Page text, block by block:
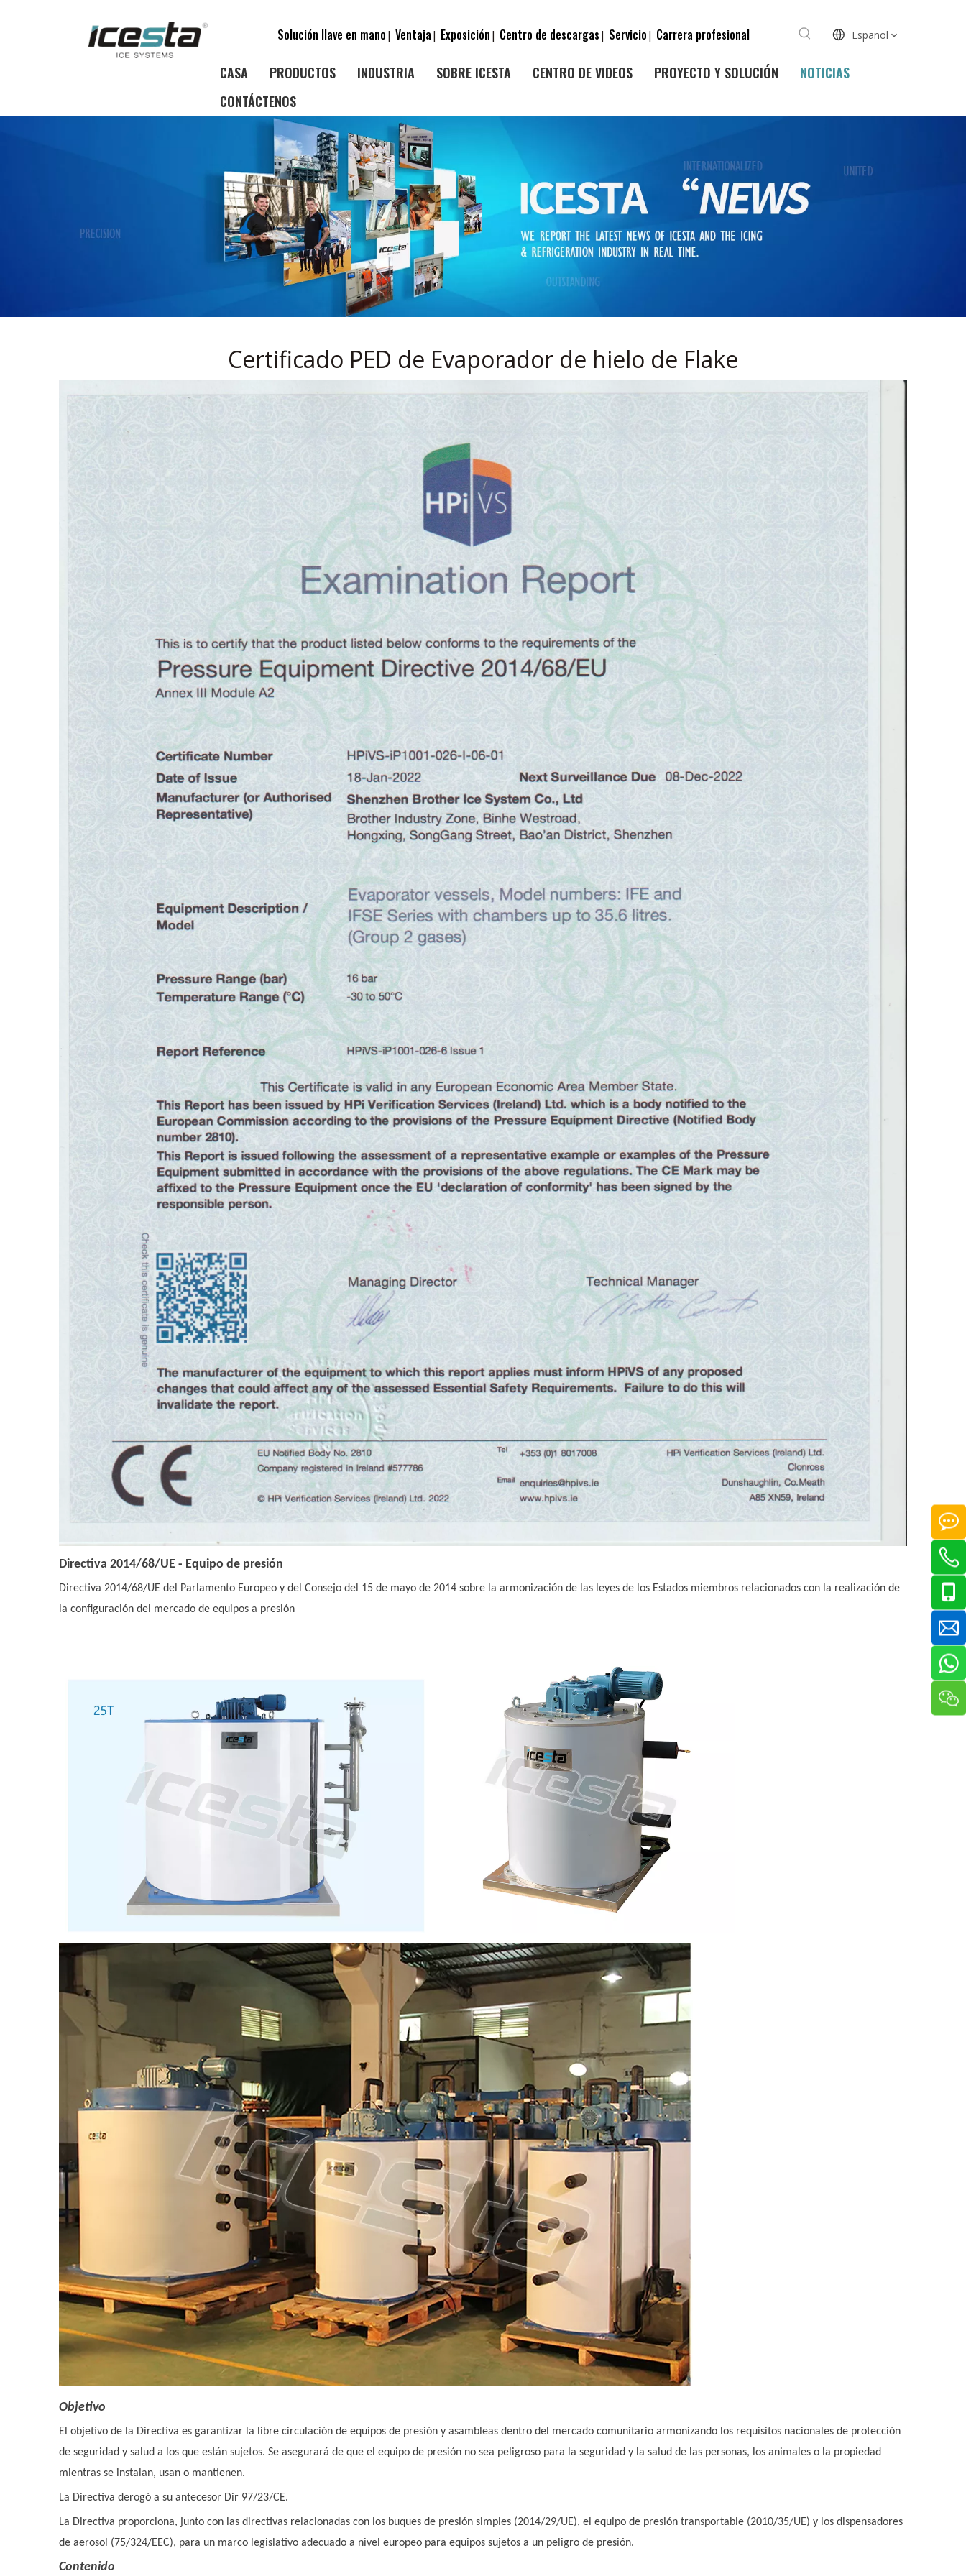
Solución llave en mano|Ventaja| Exposición| Centro de descargas| Servicio| Carrera profesional Español
CASA PRODUCTOS INDUSTRIA SOBRE ICESTA CENTRO DE VIDEOS PROYECTO Y SOLUCIÓN
NOTICIAS
CONTÁCTENOS
Certificado PED de Evaporador de hielo de Flake
Directiva 2014/68/UE - Equipo de presión
Directiva 2014/68/UE del Parlamento Europeo y del Consejo del 15 de mayo de 2014 sobre la armonización de las leyes de los Estados miembros relacionados con la realización de
la configuración del mercado de equipos a presión
Objetivo
El objetivo de la Directiva es garantizar la libre circulación de equipos de presión y asambleas dentro del mercado comunitario armonizando los requisitos nacionales de protección
de seguridad y salud a los que están sujetos. Se asegurará de que el equipo de presión no sea peligroso para la seguridad y la salud de las personas, los animales o la propiedad
mientras se instalan, usan o mantienen.
La Directiva derogó a su antecesor Dir 97/23/CE.
La Directiva proporciona, junto con las directivas relacionadas con los buques de presión simples (2014/29/UE), el equipo de presión transportable (2010/35/UE) y los dispensadores
de aerosol (75/324/EEC), para un marco legislativo adecuado a nivel europeo para equipos sujetos a un peligro de presión.
Contenido